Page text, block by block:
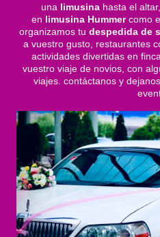
una limusina hasta el altar,
en limusina Hummercomo
organizamos tu despedida de
a vuestro gusto, restaurantes
actividades divertidas en
vuestro viaje de novios, con
viajes. contáctanos y